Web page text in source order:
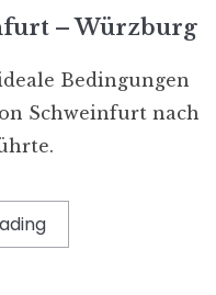
– Würzburg
Bedingungen
Schweinfurt nach